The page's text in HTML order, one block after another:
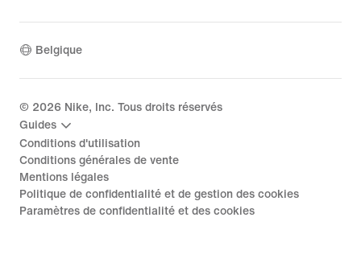
Belgique
© 2026 Nike, Inc. Tous droits réservés
Guides
Conditions d'utilisation
Conditions générales de vente
Mentions légales
Politique de confidentialité et de gestion des cookies
Paramètres de confidentialité et des cookies